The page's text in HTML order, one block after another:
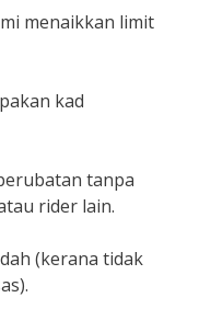
menaikkan limit
kad
tanpa
rider lain.
(kerana tidak